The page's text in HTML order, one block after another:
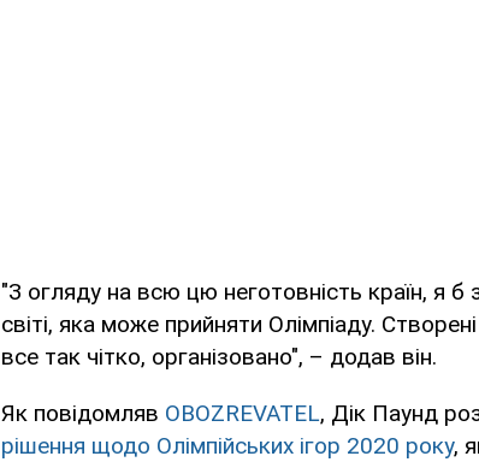
"З огляду на всю цю неготовність країн, я б
світі, яка може прийняти Олімпіаду.
все так чітко, організовано", – додав він.
Як повідомляв OBOZREVATEL, Дік Паунд
рішення щодо Олімпійських ігор 2020 року,